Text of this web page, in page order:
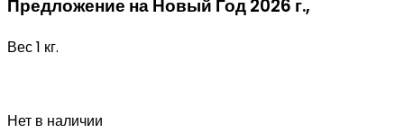
Предложение на Новый Год 2026 г.,
Вес 1 кг.
Нет в наличии